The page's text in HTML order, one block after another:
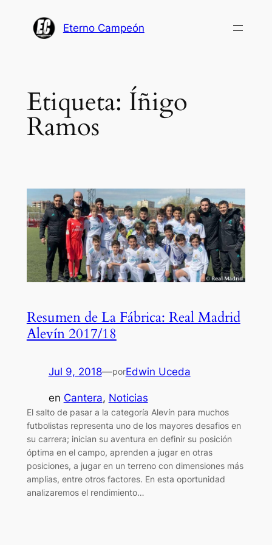
Eterno Campeón
Etiqueta: Íñigo
Ramos
Resumen de La Fábrica: Real Madrid
Alevín 2017/18
Jul 9, 2018—porEdwin Uceda
en Cantera, Noticias
El salto de pasar a la categoría Alevín para muchos
futbolistas representa uno de los mayores desafios en
su carrera; inician su aventura en definir su posición
óptima en el campo, aprenden a jugar en otras
posiciones, a jugar en un terreno con dimensiones más
amplias, entre otros factores. En esta oportunidad
analizaremos el rendimiento…